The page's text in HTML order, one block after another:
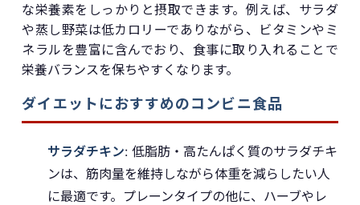
な栄養素をしっかりと摂取できます。例えば、サラダ
や蒸し野菜は低カロリーでありながら、ビタミンやミ
ネラルを豊富に含んでおり、食事に取り入れることで
栄養バランスを保ちやすくなります。
ダイエットにおすすめのコンビニ食品
サラダチキン: 低脂肪・高たんぱく質のサラダチキ
ンは、筋肉量を維持しながら体重を減らしたい人
に最適です。プレーンタイプの他に、ハーブやレ